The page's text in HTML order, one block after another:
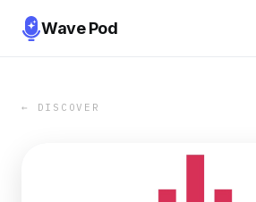
Wave Pod
← DISCOVER